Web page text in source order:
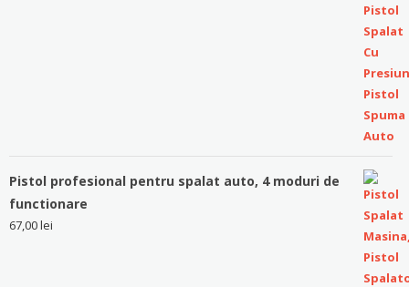
Pistol profesional pentru spalat auto, 4 moduri de
functionare
67,00lei